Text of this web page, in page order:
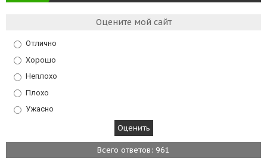
Оцените мой сайт
Отлично
Хорошо
Неплохо
Плохо
Ужасно
Всего ответов: 961